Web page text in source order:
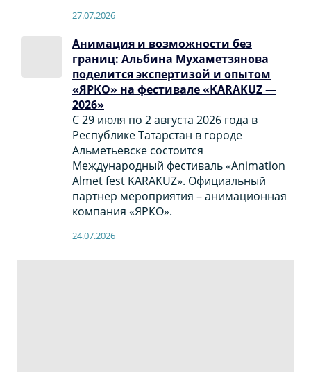
27.07.2026
Анимация и возможности без
границ: Альбина Мухаметзянова
поделится экспертизой и опытом
«ЯРКО» на фестивале «KARAKUZ —
2026»
С 29 июля по 2 августа 2026 года в
Республике Татарстан в городе
Альметьевске состоится
Международный фестиваль «Animation
Almet fest KARAKUZ». Официальный
партнер мероприятия – анимационная
компания «ЯРКО».
24.07.2026